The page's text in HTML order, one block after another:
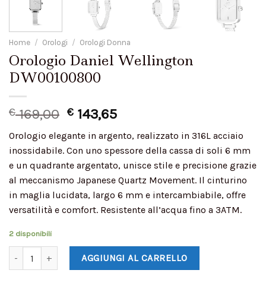
Home / Orologi / Orologi Donna
Orologio Daniel Wellington
DW00100800
€169,00 € 143,65
Orologio elegante in argento, realizzato in 316L acciaio
inossidabile. Con uno spessore della cassa di soli 6 mm
e un quadrante argentato, unisce stile e precisione grazie
al meccanismo Japanese Quartz Movement. Il cinturino
in maglia lucidata, largo 6 mm e intercambiabile, offre
versatilità e comfort. Resistente all’acqua fino a 3ATM.
2 disponibili
AGGIUNGI AL CARRELLO